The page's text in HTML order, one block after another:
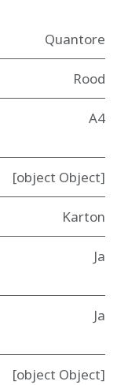
Quantore
Rood
A4
[object Object]
Karton
Ja
Ja
[object Object]